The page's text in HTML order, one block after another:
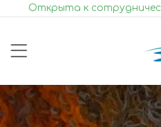
Открыта к